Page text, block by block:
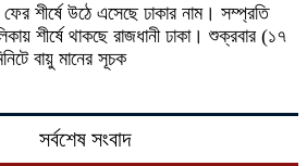
শীর্ষে উঠে এসেছে ঢাকার নাম। সম্প্রতি
শীর্ষে থাকছে রাজধানী ঢাকা। শুক্রবার (১৭
বায়ু মানের সূচক
সর্বশেষ সংবাদ